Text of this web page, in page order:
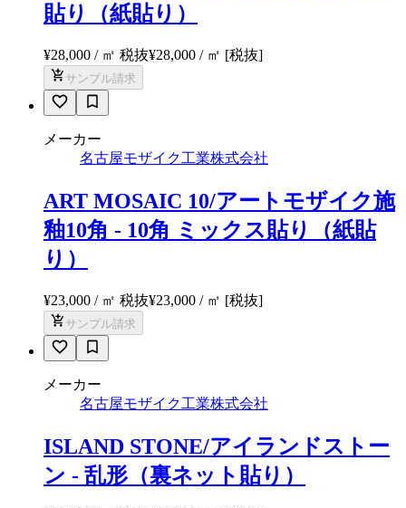
貼り（紙貼り）
¥28,000 / ㎡ 税抜¥28,000 / ㎡ [税抜]
サンプル請求
メーカー
名古屋モザイク工業株式会社
ART MOSAIC 10/アートモザイク施
釉10角 - 10角 ミックス貼り（紙貼
り）
¥23,000 / ㎡ 税抜¥23,000 / ㎡ [税抜]
サンプル請求
メーカー
名古屋モザイク工業株式会社
ISLAND STONE/アイランドストー
ン - 乱形（裏ネット貼り）